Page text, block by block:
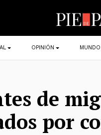
OPINIÓN MUNDO
de
por